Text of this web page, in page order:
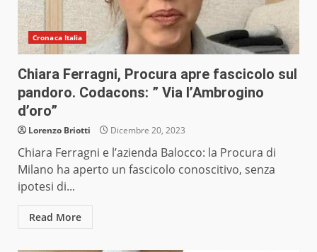
Cronaca Italia
Chiara Ferragni, Procura apre fascicolo sul
pandoro. Codacons: ” Via l’Ambrogino
d’oro”
Lorenzo Briotti Dicembre 20, 2023
Chiara Ferragni e l’azienda Balocco: la Procura di
Milano ha aperto un fascicolo conoscitivo, senza
ipotesi di...
Read More